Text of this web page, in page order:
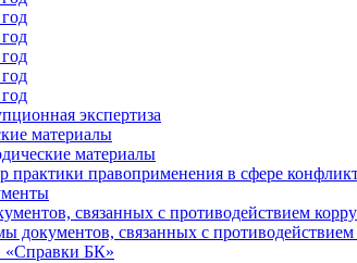
экспертиза
материалы
материалы
практики правоприменения в сфере
связанных с противодействием
документов, связанных с
БК»